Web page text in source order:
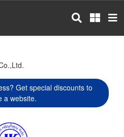
Get special discounts to
a website.